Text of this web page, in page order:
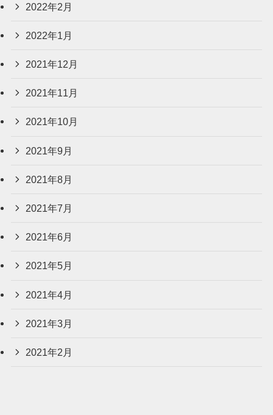
2022年2月
2022年1月
2021年12月
2021年11月
2021年10月
2021年9月
2021年8月
2021年7月
2021年6月
2021年5月
2021年4月
2021年3月
2021年2月